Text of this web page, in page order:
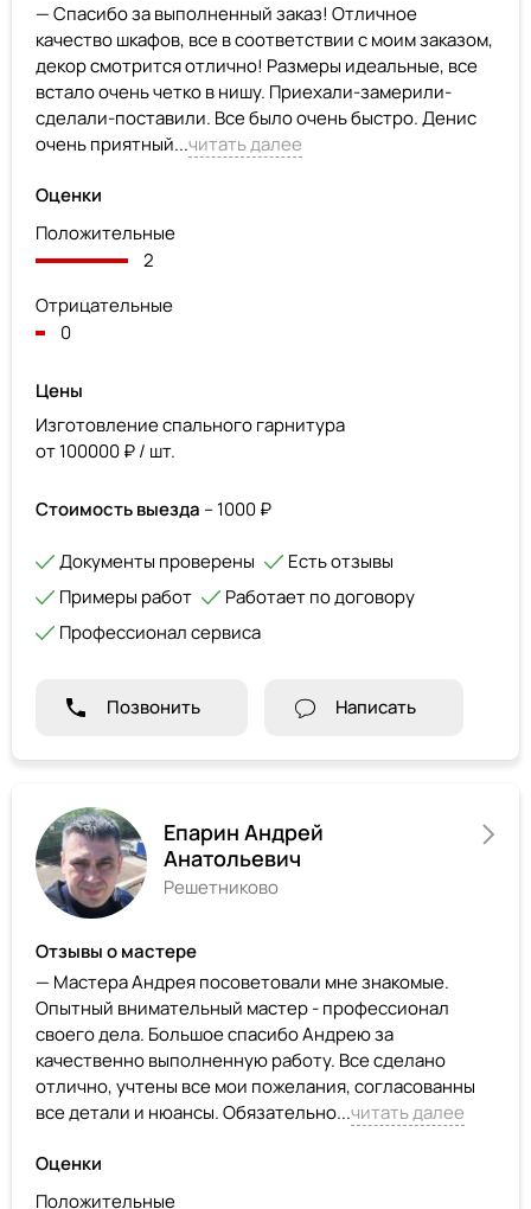
— Спасибо за выполненный заказ! Отличное
качество шкафов, все в соответствии с моим заказом,
декор смотрится отлично! Размеры идеальные, все
встало очень четко в нишу. Приехали-замерили-
сделали-поставили. Все было очень быстро. Денис
очень приятный...читать далее
Оценки
Положительные
2
Отрицательные
0
Цены
Изготовление спального гарнитура
от 100000 ₽ / шт.
Стоимость выезда – 1000 ₽
Документы проверены
Есть отзывы
Примеры работ
Работает по договору
Профессионал сервиса
Позвонить Написать
Епарин Андрей
Анатольевич
Решетниково
Отзывы о мастере
— Мастера Андрея посоветовали мне знакомые.
Опытный внимательный мастер - профессионал
своего дела. Большое спасибо Андрею за
качественно выполненную работу. Все сделано
отлично, учтены все мои пожелания, согласованны
все детали и нюансы. Обязательно...читать далее
Оценки
Положительные